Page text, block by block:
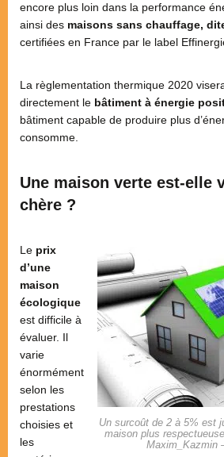
encore plus loin dans la performance
ainsi des maisons sans chauffage,
certifiées en France par le label
La règlementation thermique 2020
directement le bâtiment à énergie
bâtiment capable de produire plus
consomme.
Une maison verte est-elle
chère ?
Un surcoût de 2 à 5% est
maison plus
Maxim_Kazmin
Le prix
d’une
maison
écologique
est difficile à
évaluer. Il
varie
énormément
selon les
prestations
choisies et
les